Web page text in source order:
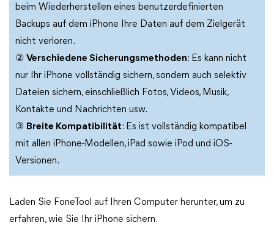
beim Wiederherstellen eines benutzerdefinierten
Backups auf dem iPhone Ihre Daten auf dem Zielgerät
nicht verloren.
② Verschiedene Sicherungsmethoden: Es kann nicht
nur Ihr iPhone vollständig sichern, sondern auch selektiv
Dateien sichern, einschließlich Fotos, Videos, Musik,
Kontakte und Nachrichten usw.
③ Breite Kompatibilität: Es ist vollständig kompatibel
mit allen iPhone-Modellen, iPad sowie iPod und iOS-
Versionen.
Laden Sie FoneTool auf Ihren Computer herunter, um zu
erfahren, wie Sie Ihr iPhone sichern.